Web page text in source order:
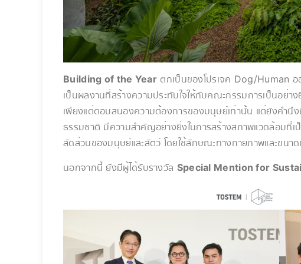
Building of the Year ตกเป็นของโปรเจค Dog/Human
เป็นผลงานที่สร้างความประทับใจให้กับคณะกรรมการเป็นอย่
เพียงแต่ตอบสนองความต้องการของมนุษย์เท่านั้น แต่ยังคำนึ
ธรรมชาติ มีความสำคัญอย่างยิ่งในการสร้างสภาพแวดล้อมที่
สัดส่วนของมนุษย์และสัตว์ โดยใช้ลักษณะทางกายภาพและขนาด
นอกจากนี้ ยังมีผู้ได้รับรางวัล Special Mention for